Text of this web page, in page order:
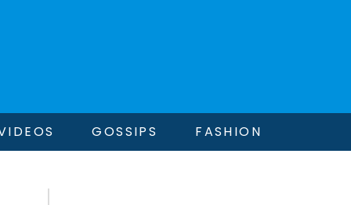
GOSSIPS FASHION